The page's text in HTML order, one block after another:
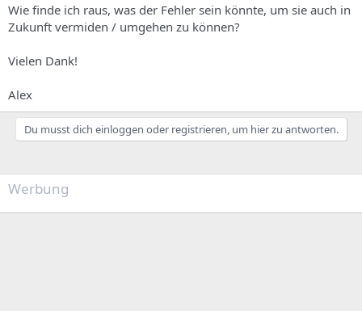
Wie finde ich raus, was der Fehler sein könnte, um sie auch in
Zukunft vermiden / umgehen zu können?
Vielen Dank!
Alex
Du musst dich einloggen oder registrieren, um hier zu antworten.
Werbung